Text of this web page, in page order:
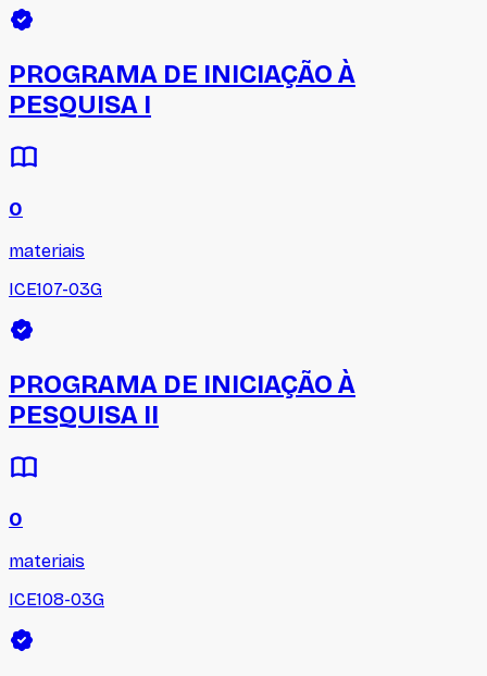
PROGRAMA DE INICIAÇÃO À
PESQUISA I
0
materiais
ICE107-03G
PROGRAMA DE INICIAÇÃO À
PESQUISA II
0
materiais
ICE108-03G